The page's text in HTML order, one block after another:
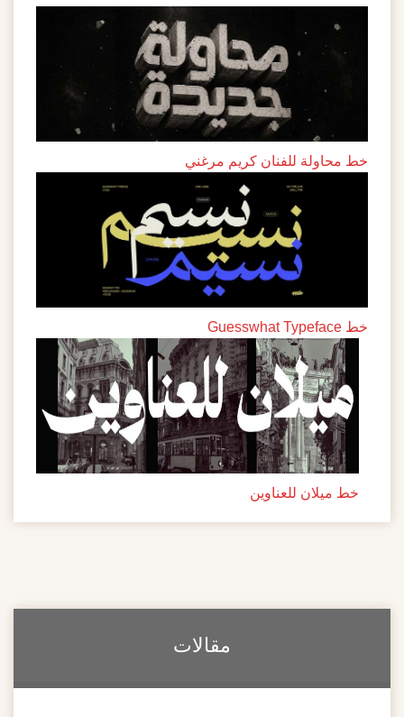
خط محاولة للفنان كريم مرغني
خط Guesswhat Typeface
خط ميلان للعناوين
مقالات